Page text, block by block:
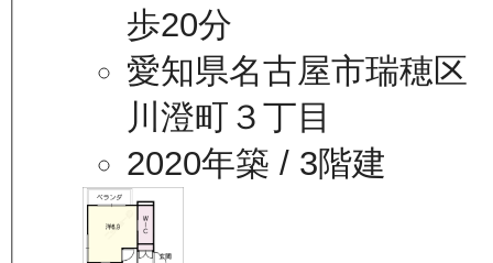
歩20分
愛知県名古屋市瑞穂区
川澄町３丁目
2020年築 / 3階建